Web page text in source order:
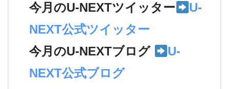
今月のU-NEXTツイッター
U-
NEXT公式ツイッター
今月のU-NEXTブログ
U-
NEXT公式ブログ